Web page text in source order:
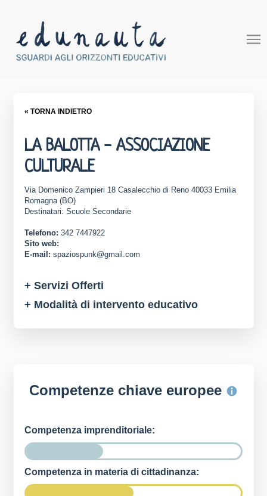
« TORNA INDIETRO
LA BALOTTA - ASSOCIAZIONE
CULTURALE
Via Domenico Zampieri 18 Casalecchio di Reno 40033 Emilia
Romagna (BO)
Destinatari: Scuole Secondarie
Telefono: 342 7447922
Sito web:
E-mail: spaziospunk@gmail.com
+ Servizi Offerti
+ Modalità di intervento educativo
Competenze chiave europee
Competenza imprenditoriale:
Competenza in materia di cittadinanza: